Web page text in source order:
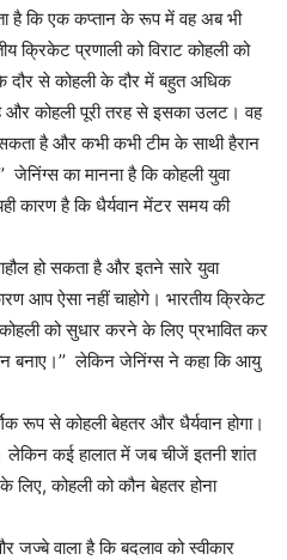
है कि एक कप्तान के रूप में वह अब भी
क्रिकेट प्रणाली को विराट कोहली को
दौर से कोहली के दौर में बहुत अधिक
और कोहली पूरी तरह से इसका उलट। वह
है और कभी कभी टीम के साथी हैरान
का मानना है कि कोहली युवा
कारण है कि धैर्यवान मेंटर समय की
हो सकता है और इतने सारे युवा
आप ऐसा नहीं चाहोगे। भारतीय क्रिकेट
कोहली को सुधार करने के लिए प्रभावित कर
लेकिन जेनिंग्स ने कहा कि आयु
रूप से कोहली बेहतर और धैर्यवान होगा।
लेकिन कई हालात में जब चीजें इतनी शांत
लिए, कोहली को कौन बेहतर होना
जज्बे वाला है कि बदलाव को स्वीकार